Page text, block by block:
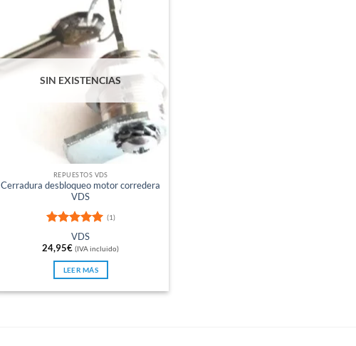
SIN EXISTENCIAS
REPUESTOS VDS
Cerradura desbloqueo motor corredera
VDS
Valorado
con5de 5
(1)
VDS
24,95€ (IVA incluido)
LEER MÁS